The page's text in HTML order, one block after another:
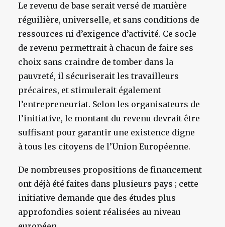
Le revenu de base serait versé de manière
réguilière, universelle, et sans conditions de
ressources ni d’exigence d’activité. Ce socle
de revenu permettrait à chacun de faire ses
choix sans craindre de tomber dans la
pauvreté, il sécuriserait les travailleurs
précaires, et stimulerait également
l’entrepreneuriat. Selon les organisateurs de
l’initiative, le montant du revenu devrait être
suffisant pour garantir une existence digne
à tous les citoyens de l’Union Européenne.
De nombreuses propositions de financement
ont déjà été faites dans plusieurs pays ; cette
initiative demande que des études plus
approfondies soient réalisées au niveau